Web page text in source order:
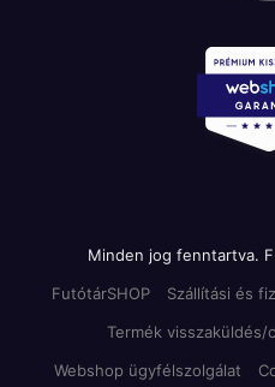
Minden jog fenntartva.
FutótárSHOP
Szállítási és
Termék visszaküldés/
Webshop ügyfélszolgálat